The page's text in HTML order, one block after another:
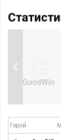
GoodWin
Герой